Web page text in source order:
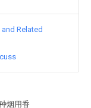
烟用香
and Related